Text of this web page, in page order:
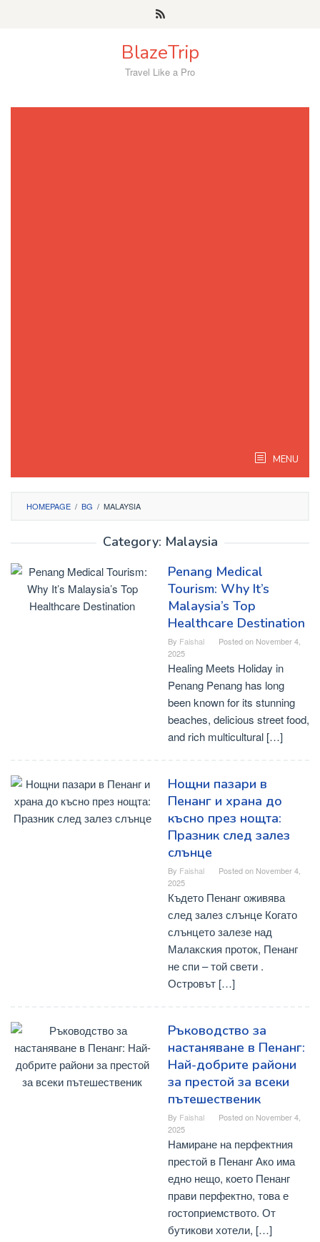
BlazeTrip
Travel Like a Pro
MENU
HOMEPAGE / BG / MALAYSIA
Category: Malaysia
Penang Medical
Tourism: Why It’s
Malaysia’s Top
Healthcare Destination
By Faishal Posted on November 4,
2025
Healing Meets Holiday in
Penang Penang has long
been known for its stunning
beaches, delicious street food,
and rich multicultural […]
Нощни пазари в
Пенанг и храна до
късно през нощта:
Празник след залез
слънце
By Faishal Posted on November 4,
2025
Където Пенанг оживява
след залез слънце Когато
слънцето залезе над
Малакския проток, Пенанг
не спи – той свети .
Островът […]
Ръководство за
настаняване в Пенанг:
Най-добрите райони
за престой за всеки
пътешественик
By Faishal Posted on November 4,
2025
Намиране на перфектния
престой в Пенанг Ако има
едно нещо, което Пенанг
прави перфектно, това е
гостоприемството. От
бутикови хотели, […]